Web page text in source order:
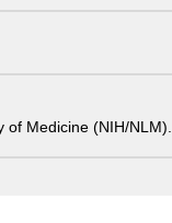
of Medicine (NIH/NLM).